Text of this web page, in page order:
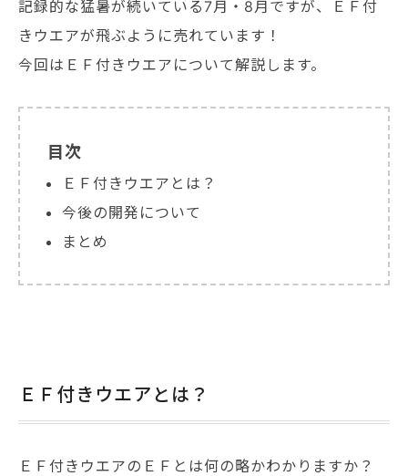
記録的な猛暑が続いている7月・8月ですが、ＥＦ付
きウエアが飛ぶように売れています！
今回はＥＦ付きウエアについて解説します。
目次
ＥＦ付きウエアとは？
今後の開発について
まとめ
ＥＦ付きウエアとは？
ＥＦ付きウエアのＥＦとは何の略かわかりますか？